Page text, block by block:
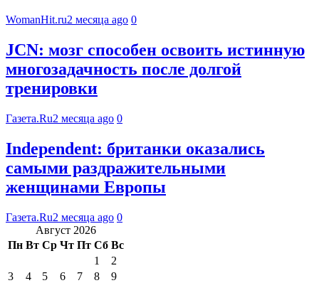
WomanHit.ru2 месяца ago 0
JCN: мозг способен освоить истинную
многозадачность после долгой
тренировки
Газета.Ru2 месяца ago 0
Independent: британки оказались
самыми раздражительными
женщинами Европы
Газета.Ru2 месяца ago 0
Август 2026
Пн Вт Ср Чт Пт Сб Вс
1
2
3
4 5 6 7 8
9